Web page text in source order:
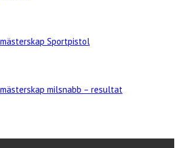
Sportpistol
milsnabb – resultat